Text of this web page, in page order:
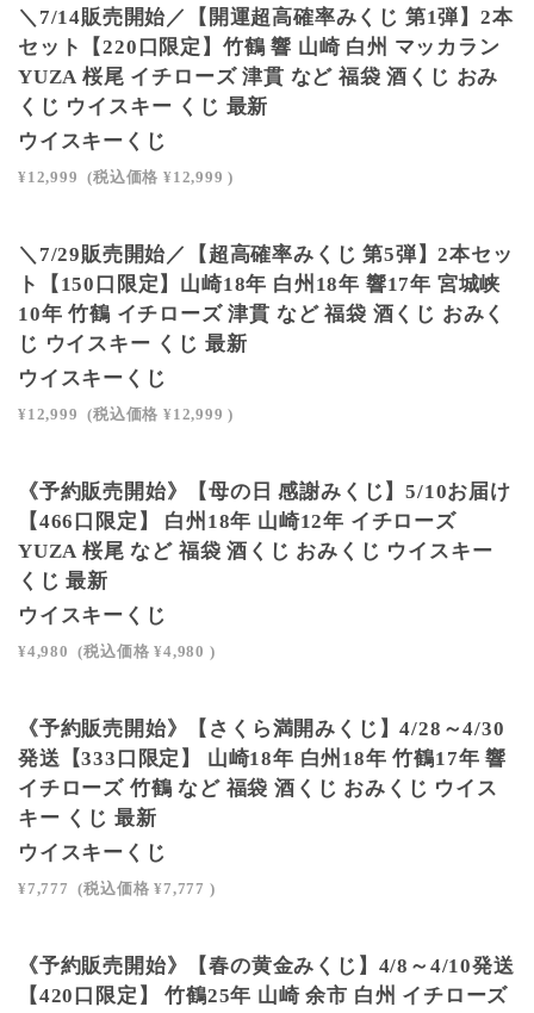
＼7/14販売開始／【開運超高確率みくじ 第1弾】2本
セット【220口限定】竹鶴 響 山崎 白州 マッカラン
YUZA 桜尾 イチローズ 津貫 など 福袋 酒くじ おみ
くじ ウイスキー くじ 最新
ウイスキーくじ
¥12,999 (税込価格 ¥12,999 )
＼7/29販売開始／【超高確率みくじ 第5弾】2本セッ
ト【150口限定】山崎18年 白州18年 響17年 宮城峡
10年 竹鶴 イチローズ 津貫 など 福袋 酒くじ おみく
じ ウイスキー くじ 最新
ウイスキーくじ
¥12,999 (税込価格 ¥12,999 )
SOLD OUT
《予約販売開始》【母の日 感謝みくじ】5/10お届け
【466口限定】 白州18年 山崎12年 イチローズ
YUZA 桜尾 など 福袋 酒くじ おみくじ ウイスキー
くじ 最新
ウイスキーくじ
¥4,980 (税込価格 ¥4,980 )
SOLD OUT
《予約販売開始》【さくら満開みくじ】4/28～4/30
発送【333口限定】 山崎18年 白州18年 竹鶴17年 響
イチローズ 竹鶴 など 福袋 酒くじ おみくじ ウイス
キー くじ 最新
ウイスキーくじ
¥7,777 (税込価格 ¥7,777 )
SOLD OUT
《予約販売開始》【春の黄金みくじ】4/8～4/10発送
【420口限定】 竹鶴25年 山崎 余市 白州 イチローズ